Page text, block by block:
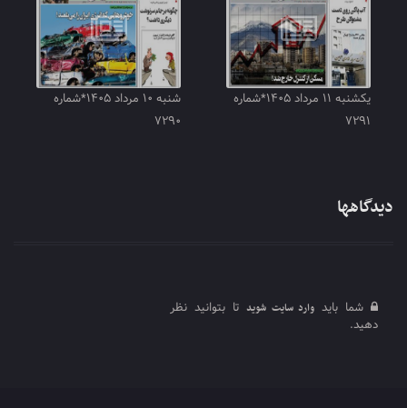
یکشنبه ۱۱ مرداد ۱۴۰۵*شماره
۷۲۹۱
شنبه ۱۰ مرداد ۱۴۰۵*شماره
۷۲۹۰
دیدگاهها
شما باید وارد سایت شوید تا بتوانید نظر
دهید.